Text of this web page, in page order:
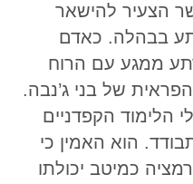
הצעיר להישאר
בבהלה. כאדם
ממגע עם הרוח
של בני ג’נבה.
הלימוד הקפדניים
הוא האמין כי
כמיטב יכולתו